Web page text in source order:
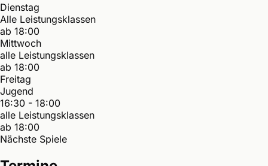
Dienstag
Alle Leistungsklassen
ab 18:00
Mittwoch
alle Leistungsklassen
ab 18:00
Freitag
Jugend
16:30 - 18:00
alle Leistungsklassen
ab 18:00
Nächste Spiele